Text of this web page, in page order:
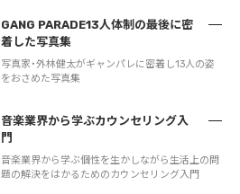
GANG PARADE13人体制の最後に密
着した写真集
写真家・外林健太がギャンパレに密着し13人の姿
をおさめた写真集
音楽業界から学ぶカウンセリング入
門
音楽業界から学ぶ個性を生かしながら生活上の問
題の解決をはかるためのカウンセリング入門